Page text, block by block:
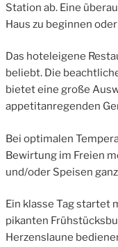
Station ab. Eine
Haus zu beginnen
Das hoteleigene
beliebt. Die
bietet eine große
appetitanregenden
Bei optimalen
Bewirtung im Freien
und/oder Speisen
Ein klasse Tag startet
pikanten
Herzenslaune